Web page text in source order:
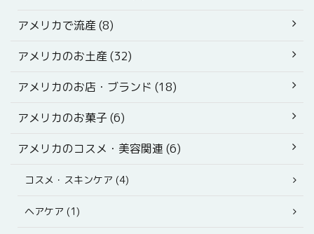
アメリカで流産 (8)
アメリカのお土産 (32)
アメリカのお店・ブランド (18)
アメリカのお菓子 (6)
アメリカのコスメ・美容関連 (6)
コスメ・スキンケア (4)
ヘアケア (1)